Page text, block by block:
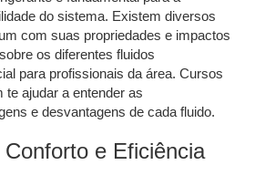
do sistema. Existem diversos
com suas propriedades e impactos
os diferentes fluidos
para profissionais da área. Cursos
te ajudar a entender as
e desvantagens de cada fluido.
e Eficiência